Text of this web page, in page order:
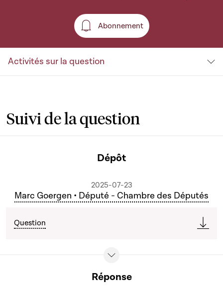
Abonnement
Abonnement
Activités sur la question
Suivi de la question
Dépôt
2025-07-23
Marc Goergen • Député - Chambre des Députés
Question
Réponse